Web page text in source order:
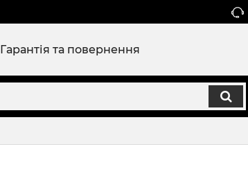
Гарантія та повернення